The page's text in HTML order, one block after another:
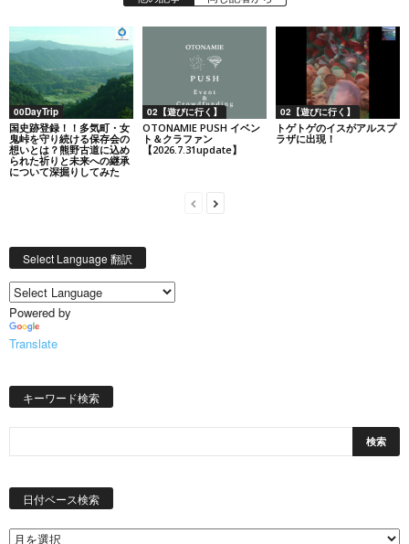
00DayTrip
国史跡登録！！多気町・女
鬼峠を守り続ける保存会の
想いとは？熊野古道に込め
られた祈りと未来への継承
について深掘りしてみた
02【遊びに行く】
OTONAMIE PUSH イベン
ト＆クラファン
【2026.7.31update】
02【遊びに行く】
トゲトゲのイスがアルスプ
ラザに出現！
Select Language 翻訳
Powered by
Translate
キーワード検索
日付ベース検索